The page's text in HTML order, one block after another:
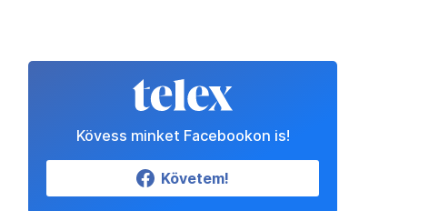
Kövess minket Facebookon is!
Követem!